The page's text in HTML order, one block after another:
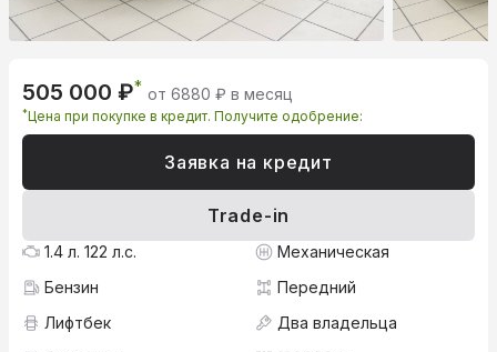
505 000 ₽* от 6880 ₽ в месяц
*Цена при покупке в кредит. Получите одобрение:
Заявка на кредит
Trade-in
1.4 л. 122 л.с.
Механическая
Бензин
Передний
Лифтбек
Два владельца